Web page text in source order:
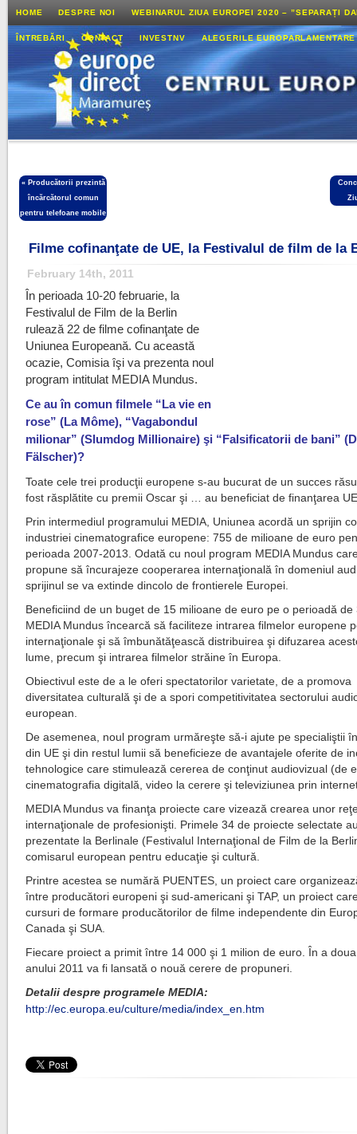
HOME DESPRE NOI WEBINARUL ZIUA EUROPEI 2020 – ”SEPARAȚI
ÎNTREBĂRI CONTACT INVESTNV ALEGERILE
« Producătorii prezintă
încărcătorul comun
pentru telefoane mobile
Filme cofinanţate de UE, la Festivalul de film de la
February 14th, 2011
În perioada 10-20 februarie, la
Festivalul de Film de la Berlin
rulează 22 de filme cofinanţate de
Uniunea Europeană. Cu această
ocazie, Comisia îşi va prezenta noul
program intitulat MEDIA Mundus.
Ce au în comun filmele “La vie en
rose” (La Môme), “Vagabondul
milionar” (Slumdog Millionaire) şi “Falsificatorii de bani”
Fälscher)?
Toate cele trei producţii europene s-au bucurat de un succes
fost răsplătite cu premii Oscar şi … au beneficiat de finanţarea
Prin intermediul programului MEDIA, Uniunea acordă un sprijin
industriei cinematografice europene: 755 de milioane de euro
perioada 2007-2013. Odată cu noul program MEDIA Mundus
propune să încurajeze cooperarea internaţională în domeniul
sprijinul se va extinde dincolo de frontierele Europei.
Beneficiind de un buget de 15 milioane de euro pe o perioadă de
MEDIA Mundus încearcă să faciliteze intrarea filmelor europene
internaţionale şi să îmbunătăţească distribuirea şi difuzarea
lume, precum şi intrarea filmelor străine în Europa.
Obiectivul este de a le oferi spectatorilor varietate, de a promova
diversitatea culturală şi de a spori competitivitatea sectorului
european.
De asemenea, noul program urmăreşte să-i ajute pe specialiştii
din UE şi din restul lumii să beneficieze de avantajele oferite de
tehnologice care stimulează cererea de conţinut audiovizual (de
cinematografia digitală, video la cerere şi televiziunea prin
MEDIA Mundus va finanţa proiecte care vizează crearea unor
internaţionale de profesionişti. Primele 34 de proiecte selectate
prezentate la Berlinale (Festivalul Internaţional de Film de la
comisarul european pentru educaţie şi cultură.
Printre acestea se numără PUENTES, un proiect care
între producători europeni şi sud-americani şi TAP, un proiect
cursuri de formare producătorilor de filme independente din
Canada şi SUA.
Fiecare proiect a primit între 14 000 şi 1 milion de euro. În a
anului 2011 va fi lansată o nouă cerere de propuneri.
Detalii despre programele MEDIA:
http://ec.europa.eu/culture/media/index_en.htm